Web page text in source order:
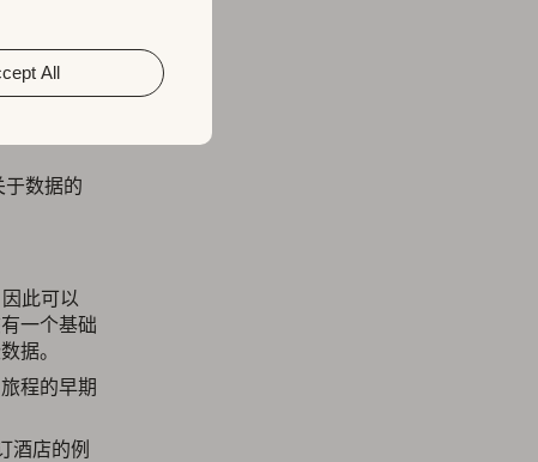
All
解决
于数据的
此可以
一个基础
据。
程的早期
酒店的例